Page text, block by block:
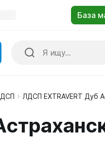
ЛДСП EXTRAVERT Дуб